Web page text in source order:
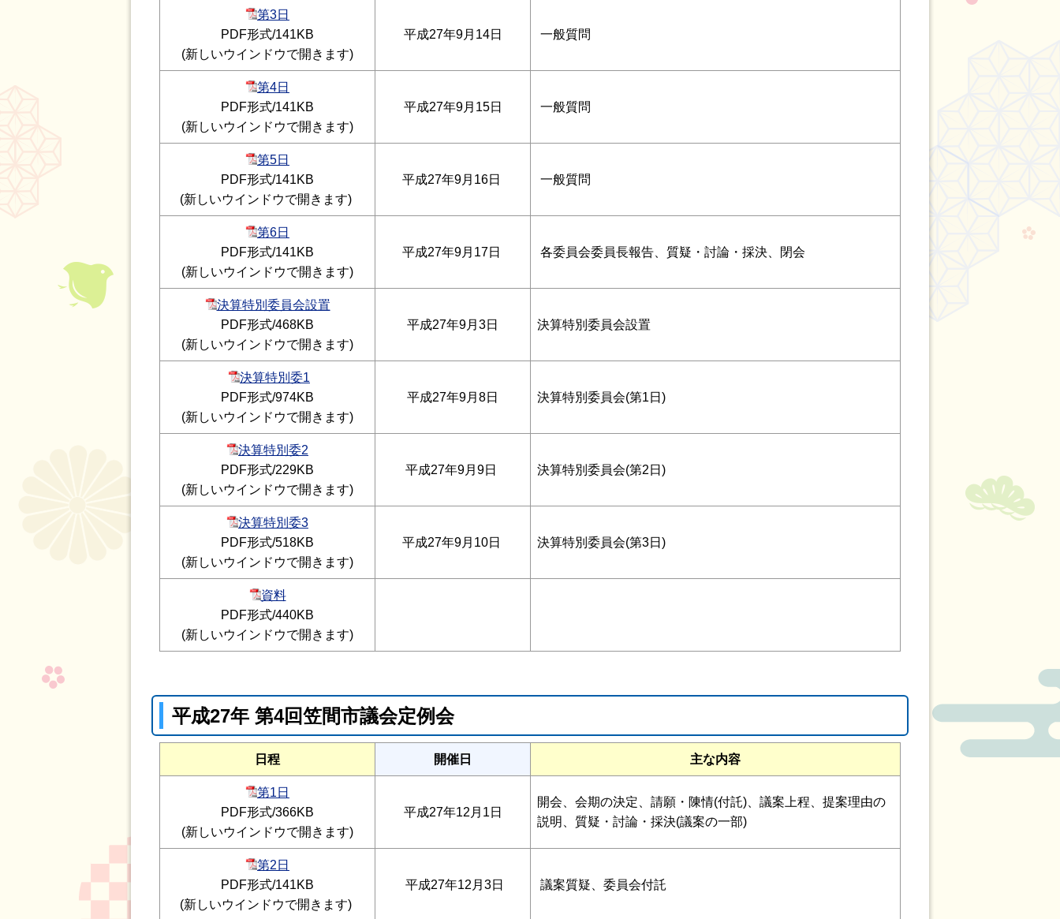
第3日
PDF形式/141KB
(新しいウインドウで開きます)
平成27年9月14日 一般質問
第4日
PDF形式/141KB
(新しいウインドウで開きます)
平成27年9月15日 一般質問
第5日
PDF形式/141KB
(新しいウインドウで開きます)
平成27年9月16日 一般質問
第6日
PDF形式/141KB
(新しいウインドウで開きます)
平成27年9月17日 各委員会委員長報告、質疑・討論・採決、閉会
決算特別委員会設置
PDF形式/468KB
(新しいウインドウで開きます)
平成27年9月3日 決算特別委員会設置
決算特別委1
PDF形式/974KB
(新しいウインドウで開きます)
平成27年9月8日 決算特別委員会(第1日)
決算特別委2
PDF形式/229KB
(新しいウインドウで開きます)
平成27年9月9日 決算特別委員会(第2日)
決算特別委3
PDF形式/518KB
(新しいウインドウで開きます)
平成27年9月10日 決算特別委員会(第3日)
資料
PDF形式/440KB
(新しいウインドウで開きます)
平成27年 第4回笠間市議会定例会
日程 開催日 主な内容
第1日
PDF形式/366KB
(新しいウインドウで開きます)
平成27年12月1日
開会、会期の決定、請願・陳情(付託)、議案上程、提案理由の
説明、質疑・討論・採決(議案の一部)
第2日
PDF形式/141KB
(新しいウインドウで開きます)
平成27年12月3日 議案質疑、委員会付託